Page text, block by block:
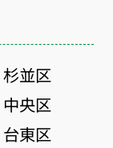
杉並区
中央区
台東区